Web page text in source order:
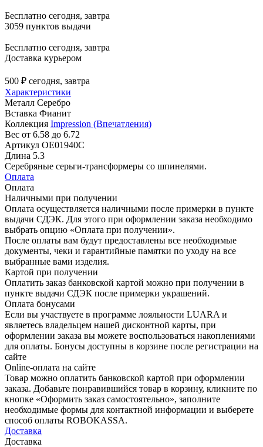
Бесплатно сегодня, завтра
3059 пунктов выдачи
Бесплатно сегодня, завтра
Доставка курьером
500 ₽ сегодня, завтра
Характеристики
Металл Серебро
Вставка Фианит
Коллекция Impression (Впечатления)
Вес от 6.58 до 6.72
Артикул OE01940C
Длина 5.3
Серебряные серьги-трансформеры со шпинелями.
Оплата
Оплата
Наличными при получении
Оплата осуществляется наличными после примерки в пункте
выдачи СДЭК. Для этого при оформлении заказа необходимо
выбрать опцию «Оплата при получении».
После оплаты вам будут предоставлены все необходимые
документы, чеки и гарантийные памятки по уходу на все
выбранные вами изделия.
Картой при получении
Оплатить заказ банковской картой можно при получении в
пункте выдачи СДЭК после примерки украшений.
Оплата бонусами
Если вы участвуете в программе лояльности LUARA и
являетесь владельцем нашей дисконтной карты, при
оформлении заказа вы можете воспользоваться накоплениями
для оплаты. Бонусы доступны в корзине после регистрации на
сайте
Online-оплата на сайте
Товар можно оплатить банковской картой при оформлении
заказа. Добавьте понравившийся товар в корзину, кликните по
кнопке «Оформить заказ самостоятельно», заполните
необходимые формы для контактной информации и выберете
способ оплаты ROBOKASSA.
Доставка
Доставка